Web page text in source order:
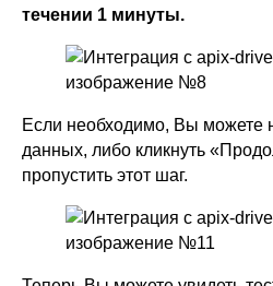
течении 1 минуты.
Если необходимо, Вы можете
данных, либо кликнуть
пропустить этот шаг.